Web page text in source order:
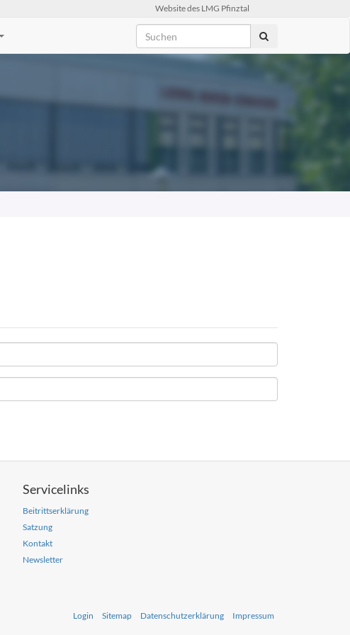
Website des LMG Pfinztal
Servicelinks
Beitrittserklärung
Satzung
Kontakt
Newsletter
Login Sitemap Datenschutzerklärung Impressum